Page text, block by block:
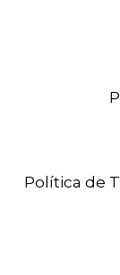
Política de